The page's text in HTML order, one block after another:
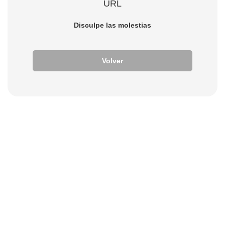
URL
Disculpe las molestias
Volver